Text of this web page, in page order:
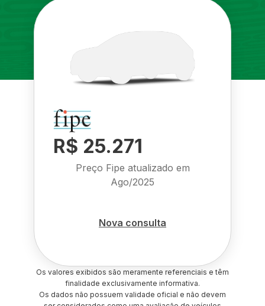
R$ 25.271
Preço Fipe atualizado em
Ago/2025
Nova consulta
Os valores exibidos são meramente referenciais e têm
finalidade exclusivamente informativa.
Os dados não possuem validade oficial e não devem